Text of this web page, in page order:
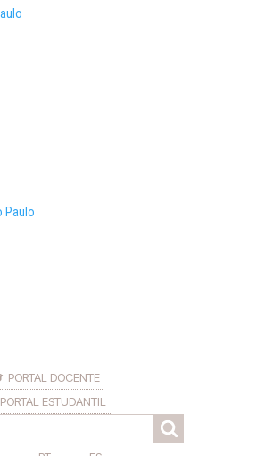
PORTAL DOCENTE
PORTAL ESTUDANTIL